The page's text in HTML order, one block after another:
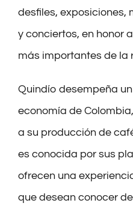
desfiles, exposiciones,
y conciertos, en honor
más importantes de la
Quindío desempeña
economía de
a su producción de
es conocida por sus
ofrecen una
que desean conocer